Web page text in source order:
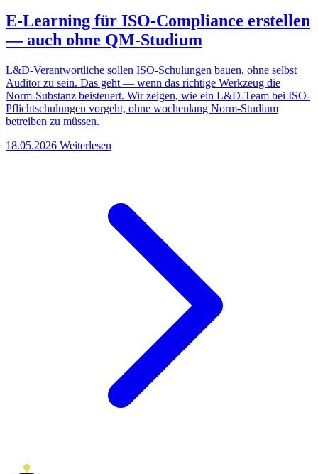
E-Learning für ISO-Compliance erstellen
— auch ohne QM-Studium
L&D-Verantwortliche sollen ISO-Schulungen bauen, ohne selbst
Auditor zu sein. Das geht — wenn das richtige Werkzeug die
Norm-Substanz beisteuert. Wir zeigen, wie ein L&D-Team bei ISO-
Pflichtschulungen vorgeht, ohne wochenlang Norm-Studium
betreiben zu müssen.
18.05.2026 Weiterlesen